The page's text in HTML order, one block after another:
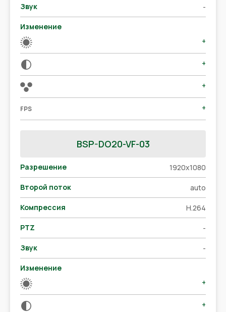
Звук -
Изменение
+
+
+
FPS +
BSP-DO20-VF-03
Разрешение 1920x1080
Второй поток auto
Компрессия H.264
PTZ -
Звук -
Изменение
+
+